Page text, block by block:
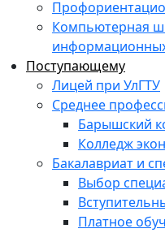
Компьютерная
Поступающему
Лицей при УлГТУ
Среднее
Барышский
Колледж
Бакалавриат и
Выбор
Платное